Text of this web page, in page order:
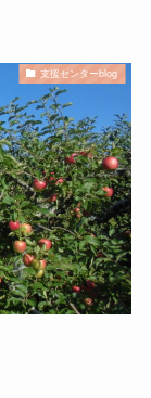
支援センターblog